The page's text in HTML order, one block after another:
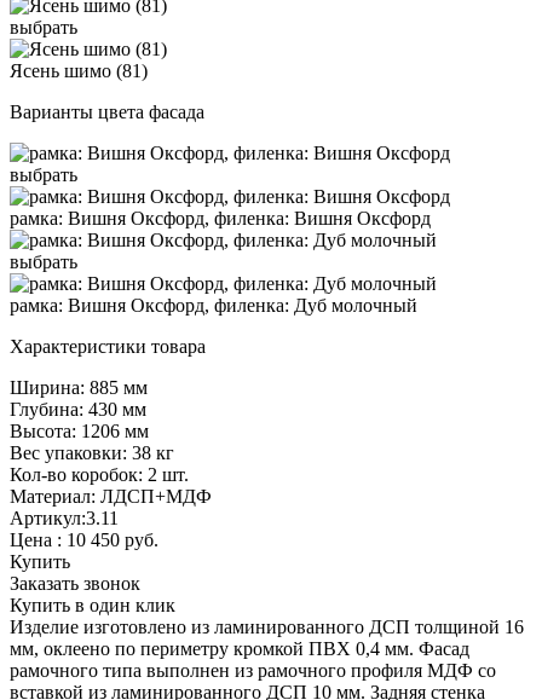
выбрать
Ясень шимо (81)
Варианты цвета фасада
выбрать
рамка: Вишня Оксфорд, филенка: Вишня Оксфорд
выбрать
рамка: Вишня Оксфорд, филенка: Дуб молочный
Характеристики товара
Ширина: 885 мм
Глубина: 430 мм
Высота: 1206 мм
Вес упаковки: 38 кг
Кол-во коробок: 2 шт.
Материал: ЛДСП+МДФ
Артикул:3.11
Цена : 10 450 руб.
Купить
Заказать звонок
Купить в один клик
Изделие изготовлено из ламинированного ДСП толщиной 16
мм, оклеено по периметру кромкой ПВХ 0,4 мм. Фасад
рамочного типа выполнен из рамочного профиля МДФ со
вставкой из ламинированного ДСП 10 мм. Задняя стенка